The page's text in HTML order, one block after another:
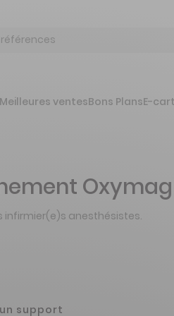
Meilleures ventesBons PlansE-
Oxymag
infirmier(e)s anesthésistes.
support